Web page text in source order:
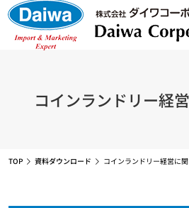
コインランドリー経
TOP 資料ダウンロード コインランドリー経営に